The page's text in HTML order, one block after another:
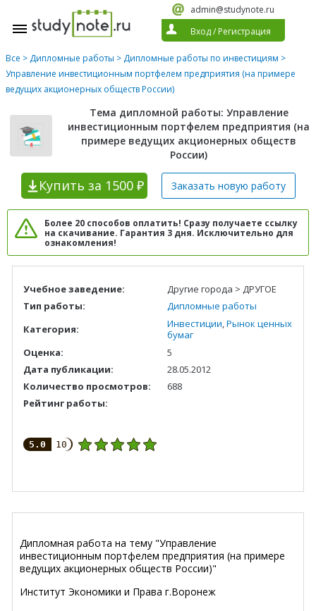
admin@studynote.ru
Вход/ Регистрация
Все > Дипломные работы > Дипломные работы по инвестициям >
Управление инвестиционным портфелем предприятия (на примере
ведущих акционерных обществ России)
Тема дипломной работы: Управление
инвестиционным портфелем предприятия (на
примере ведущих акционерных обществ
России)
Купить за 1500 ₽ Заказать новую работу
Более 20 способов оплатить! Сразу получаете ссылку
на скачивание. Гарантия 3 дня. Исключительно для
ознакомления!
Учебное заведение:
Другие города > ДРУГОЕ
Тип работы:
Дипломные работы
Категория:
Инвестиции,Рынок ценных
бумаг
Оценка:
5
Дата публикации:
28.05.2012
Количество просмотров:
688
Рейтинг работы:
5.0 10
Дипломная работа на тему "Управление
инвестиционным портфелем предприятия (на примере
ведущих акционерных обществ России)"
Институт Экономики и Права г.Воронеж